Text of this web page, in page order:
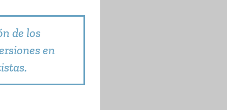
de los
en